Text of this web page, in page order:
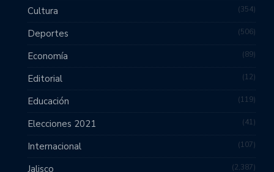
Cultura 354
Deportes 506
Economía 89
Editorial 12
Educación 119
Elecciones 2021 41
Internacional 107
Jalisco 2,387